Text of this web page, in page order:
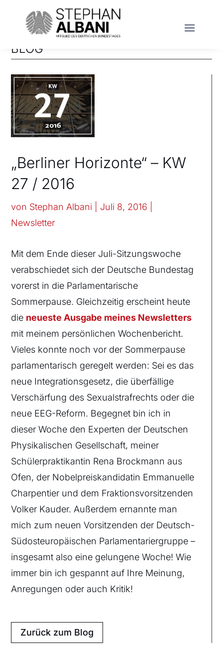
BLOG
„Berliner Horizonte“ – KW
27 / 2016
von Stephan Albani Juli 8, 2016
Newsletter
Mit dem Ende dieser Juli-Sitzungswoche
verabschiedet sich der Deutsche Bundestag
vorerst in die Parlamentarische
Sommerpause. Gleichzeitig erscheint heute
die neueste Ausgabe meines Newsletters
mit meinem persönlichen Wochenbericht.
Vieles konnte noch vor der Sommerpause
parlamentarisch geregelt werden: Sei es das
neue Integrationsgesetz, die überfällige
Verschärfung des Sexualstrafrechts oder die
neue EEG-Reform. Begegnet bin ich in
dieser Woche den Experten der Deutschen
Physikalischen Gesellschaft, meiner
Schülerpraktikantin Rena Brockmann aus
Ofen, der Nobelpreiskandidatin Emmanuelle
Charpentier und dem Fraktionsvorsitzenden
Volker Kauder. Außerdem ernannte man
mich zum neuen Vorsitzenden der Deutsch-
Südosteuropäischen Parlamentariergruppe –
insgesamt also eine gelungene Woche! Wie
immer bin ich gespannt auf Ihre Meinung,
Anregungen oder auch Kritik!
Zurück zum Blog